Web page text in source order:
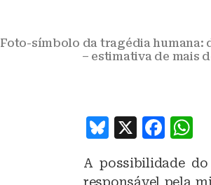
Foto-símbolo da tragédia humana:
– estimativa de mais
B
e
X
F
c
A possibilidade
responsável pela